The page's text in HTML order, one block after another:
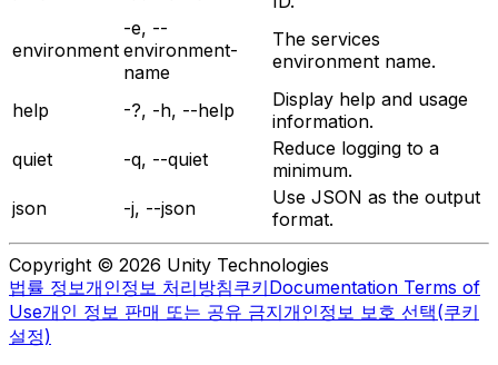
environment
-e, --
environment-
name
The services
environment name.
help -?, -h, --help
Display help and usage
information.
quiet
-q, --quiet
Reduce logging to a
minimum.
json
-j, --json
Use JSON as the output
format.
Copyright © 2026 Unity Technologies
법률 정보개인정보 처리방침쿠키Documentation Terms of
Use개인 정보 판매 또는 공유 금지개인정보 보호 선택(쿠키
설정)